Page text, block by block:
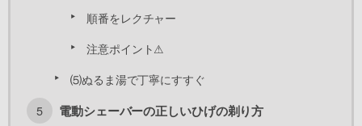
順番をレクチャー
注意ポイント⚠︎
⑸ぬるま湯で丁寧にすすぐ
電動シェーバーの正しいひげの剃り方